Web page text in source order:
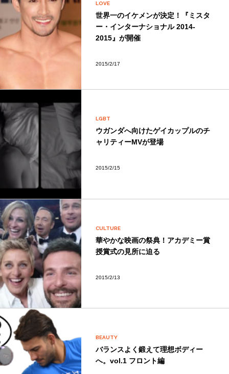
LOVE
世界一のイケメンが決定！『ミスタ
ー・インターナショナル 2014-
2015』が開催
2015/2/17
LGBT
ウガンダへ向けたゲイカップルのチ
ャリティーMVが登場
2015/2/15
CULTURE
華やかな映画の祭典！アカデミー賞
授賞式の見所に迫る
2015/2/13
BEAUTY
バランスよく鍛えて理想ボディー
へ。vol.1 フロント編